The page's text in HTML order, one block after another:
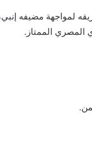
لمواجهة مضيفه